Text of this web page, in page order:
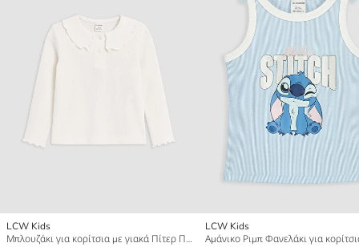
LCW Kids
Μπλουζάκι για κορίτσια με γιακά Πίτερ Παν
LCW Kids